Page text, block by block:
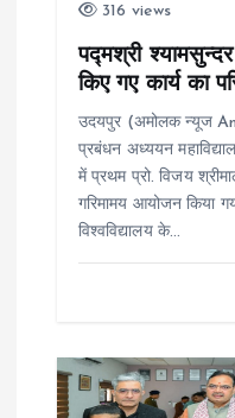
316 views
पद्मश्री
किए गए कार्य का
उदयपुर (अमोलक न्यूज
प्रबंधन अध्ययन
में प्रथम प्रो. विजय
गरिमामय आयोजन किया
विश्वविद्यालय के…